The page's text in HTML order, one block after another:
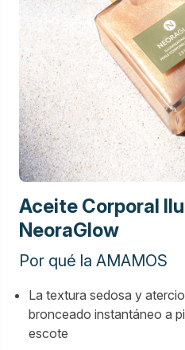
Aceite Corporal
NeoraGlow
Por qué la AMAMOS
La textura sedosa y
bronceado instantáneo a
escote